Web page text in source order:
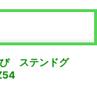
ステンドグ